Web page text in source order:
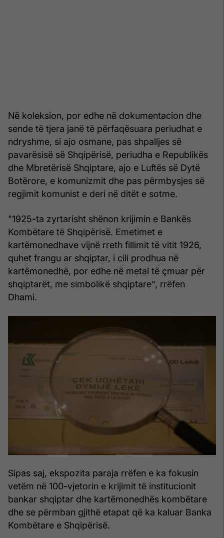
Në koleksion, por edhe në dokumentacion dhe
sende të tjera janë të përfaqësuara periudhat e
ndryshme, si ajo osmane, pas shpalljes së
pavarësisë së Shqipërisë, periudha e Republikës
dhe Mbretërisë Shqiptare, ajo e Luftës së Dytë
Botërore, e komunizmit dhe pas përmbysjes së
regjimit komunist e deri në ditët e sotme.
"1925-ta zyrtarisht shënon krijimin e Bankës
Kombëtare të Shqipërisë. Emetimet e
kartëmonedhave vijnë rreth fillimit të vitit 1926,
quhet frangu ar shqiptar, i cili prodhua në
kartëmonedhë, por edhe në metal të çmuar për
shqiptarët, me simbolikë shqiptare", rrëfen
Dhami.
Sipas saj, ekspozita paraja rrëfen e ka fokusin
vetëm në 100-vjetorin e krijimit të institucionit
bankar shqiptar dhe kartëmonedhës kombëtare
dhe se përmban gjithë etapat që ka kaluar Banka
Kombëtare e Shqipërisë.